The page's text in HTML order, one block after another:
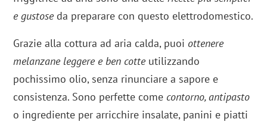
e gustoseda preparare con questo elettrodomestico.
Grazie alla cottura ad aria calda, puoi ottenere
melanzane leggere e ben cotteutilizzando
pochissimo olio, senza rinunciare a sapore e
consistenza. Sono perfette come contorno, antipasto
o ingrediente per arricchire insalate, panini e piatti